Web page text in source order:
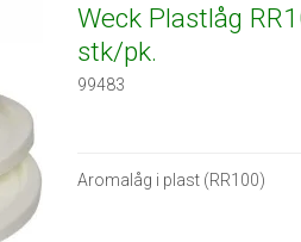
Weck Plastlåg
stk/pk.
99483
Aromalåg i plast (RR100)